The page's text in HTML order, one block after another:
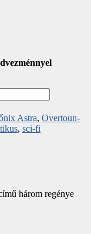
Astra, Overtoun-
, sci-fi
három regénye